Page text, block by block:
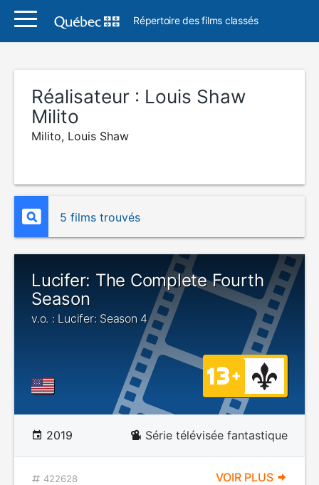
Répertoire des films classés
Réalisateur : Louis Shaw
Milito
Milito, Louis Shaw
5 films trouvés
Lucifer: The Complete Fourth
Season
v.o. : Lucifer: Season 4
2019 Série télévisée fantastique
422628 VOIR PLUS